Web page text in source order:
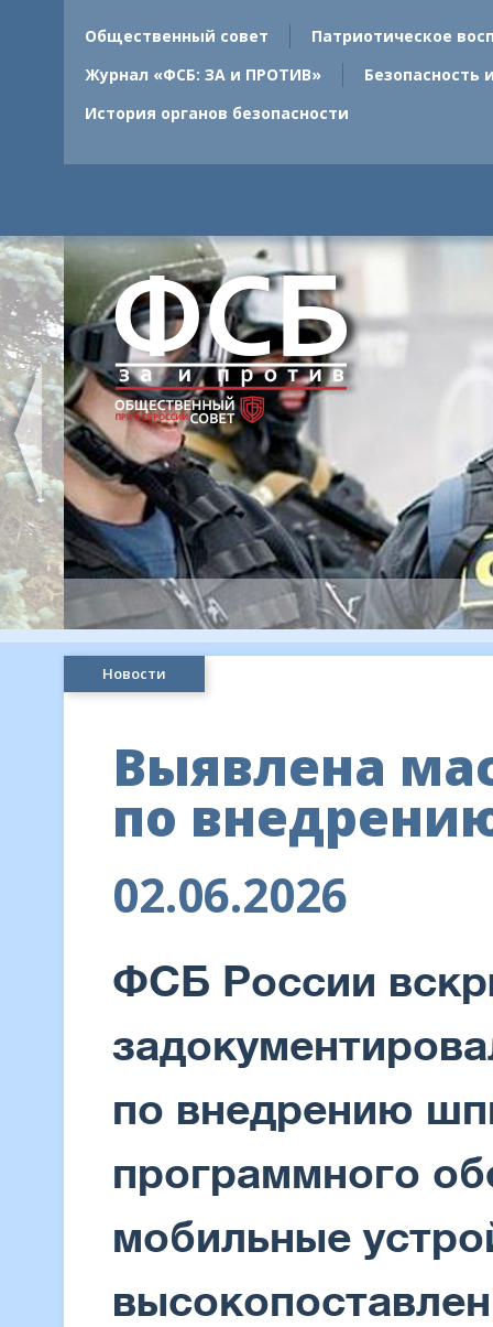
Общественный совет
Патриотическое
Журнал «ФСБ: ЗА и ПРОТИВ»
Безопасность
История органов безопасности
Новости
Выявлена
по
02.06.2026
ФСБ России
по внедрению
программного
мобильные